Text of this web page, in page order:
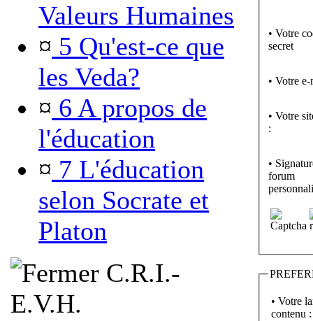
Valeurs Humaines
¤ 5 Qu'est-ce que
les Veda?
¤ 6 A propos de
l'éducation
¤ 7 L'éducation
selon Socrate et
Platon
C.R.I.-
E.V.H.
• Votre
secret
• Votre
• Votre
:
•
forum
• Votre
contenu :